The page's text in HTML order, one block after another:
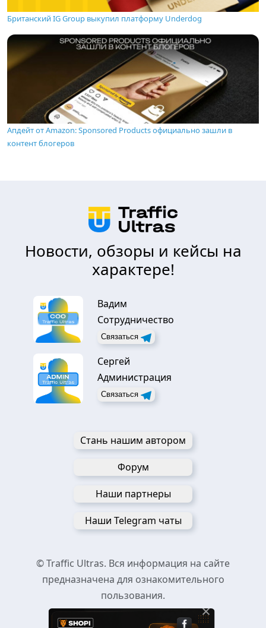
Британский IG Group выкупил платформу Underdog
Апдейт от Amazon: Sponsored Products официально зашли в
контент блогеров
Новости, обзоры и кейсы на
характере!
Вадим
Сотрудничество
Связаться
Сергей
Администрация
Связаться
Стань нашим автором
Форум
Наши партнеры
Наши Telegram чаты
© Traffic Ultras. Вся информация на сайте
предназначена для ознакомительного
пользования.
×